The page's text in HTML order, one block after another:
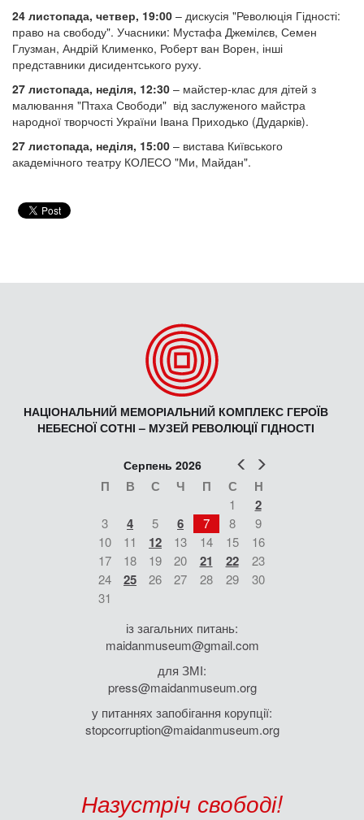
24 листопада, четвер, 19:00 – дискусія "Революція Гідності:
право на свободу". Учасники: Мустафа Джемілєв, Семен
Глузман, Андрій Клименко, Роберт ван Ворен, інші
представники дисидентського руху.
27 листопада, неділя, 12:30 – майстер-клас для дітей з
малювання "Птаха Свободи" від заслуженого майстра
народної творчості України Івана Приходько (Дударків).
27 листопада, неділя, 15:00 – вистава Київського
академічного театру КОЛЕСО "Ми, Майдан".
НАЦІОНАЛЬНИЙ МЕМОРІАЛЬНИЙ КОМПЛЕКС ГЕРОЇВ
НЕБЕСНОЇ СОТНІ – МУЗЕЙ РЕВОЛЮЦІЇ ГІДНОСТІ
Попер
Серпень 2026
П В С Ч П С Н
1 2
3 4 5 6 7 8
9
10
11 12 13 14 15
16
17
18 19 20 21 22
23
24
25 26 27 28 29
30
31
із загальних питань:
maidanmuseum@gmail.com
для ЗМІ:
press@maidanmuseum.org
у питаннях запобігання корупції:
stopcorruption@maidanmuseum.org
Назустріч свободі!